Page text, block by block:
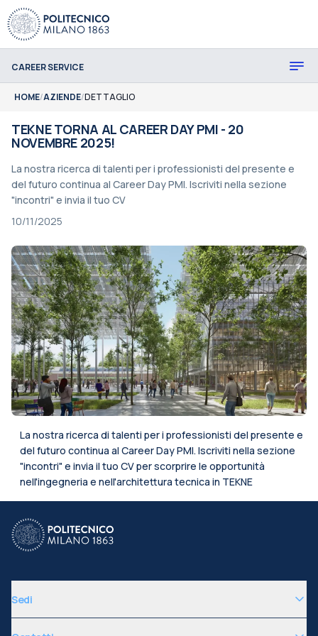
CAREER SERVICE
HOME/AZIENDE/DETTAGLIO
TEKNE TORNA AL CAREER DAY PMI - 20
NOVEMBRE 2025!
La nostra ricerca di talenti per i professionisti del presente e
del futuro continua al Career Day PMI. Iscriviti nella sezione
"incontri" e invia il tuo CV
10/11/2025
La nostra ricerca di talenti per i professionisti del presente e
del futuro continua al Career Day PMI. Iscriviti nella sezione
"incontri" e invia il tuo CV per scorprire le opportunità
nell'ingegneria e nell'architettura tecnica in TEKNE
Sedi